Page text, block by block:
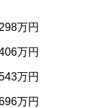
万円
万円
万円
万円